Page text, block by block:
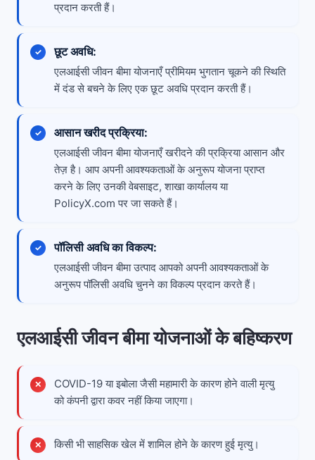
प्रदान करती हैं।
छूट अवधि:
एलआईसी जीवन बीमा योजनाएँ प्रीमियम भुगतान चूकने की स्थिति
में दंड से बचने के लिए एक छूट अवधि प्रदान करती हैं।
आसान खरीद प्रक्रिया:
एलआईसी जीवन बीमा योजनाएँ खरीदने की प्रक्रिया आसान और
तेज़ है। आप अपनी आवश्यकताओं के अनुरूप योजना प्राप्त
करने के लिए उनकी वेबसाइट, शाखा कार्यालय या
PolicyX.com पर जा सकते हैं।
पॉलिसी अवधि का विकल्प:
एलआईसी जीवन बीमा उत्पाद आपको अपनी आवश्यकताओं के
अनुरूप पॉलिसी अवधि चुनने का विकल्प प्रदान करते हैं।
एलआईसी जीवन बीमा योजनाओं के बहिष्करण
COVID-19 या इबोला जैसी महामारी के कारण होने वाली मृत्यु
को कंपनी द्वारा कवर नहीं किया जाएगा।
किसी भी साहसिक खेल में शामिल होने के कारण हुई मृत्यु।